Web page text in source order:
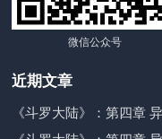
微信公众号
近期文章
《斗罗大陆》：第四章